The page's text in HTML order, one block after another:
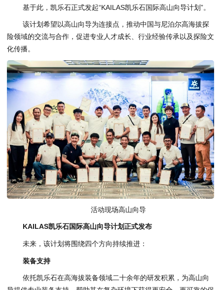
基于此，凯乐石正式发起“KAILAS凯乐石国际高山向导计划”。
该计划希望以高山向导为连接点，推动中国与尼泊尔高海拔探
险领域的交流与合作，促进专业人才成长、行业经验传承以及探险文
化传播。
活动现场高山向导
KAILAS凯乐石国际高山向导计划正式发布
未来，该计划将围绕四个方向持续推进：
装备支持
依托凯乐石在高海拔装备领域二十余年的研发积累，为高山向